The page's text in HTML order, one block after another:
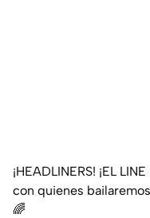
¡HEADLINERS! ¡EL
con quienes
🌈